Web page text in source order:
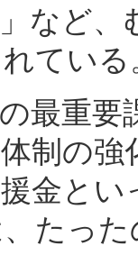
など、
ている
最重要
制の強
金とい
たっ